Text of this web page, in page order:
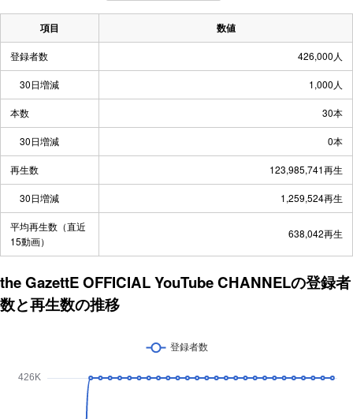
項目 数値
登録者数 426,000人
30日増減 1,000人
本数 30本
30日増減 0本
再生数 123,985,741再生
30日増減 1,259,524再生
平均再生数（直近
15動画）
638,042再生
the GazettE OFFICIAL YouTube CHANNELの登録者
数と再生数の推移